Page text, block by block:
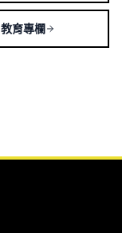
教育專欄